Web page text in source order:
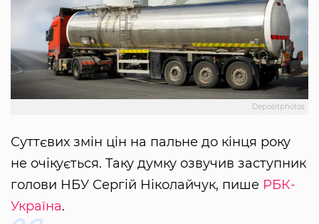
Depositphotos
Суттєвих змін цін на пальне до кінця року
не очікується. Таку думку озвучив заступник
голови НБУ Сергій Ніколайчук, пише РБК-
Україна.